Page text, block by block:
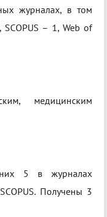
журналах, в том
– 1, Web of
медицинским
5 в журналах
Получены 3